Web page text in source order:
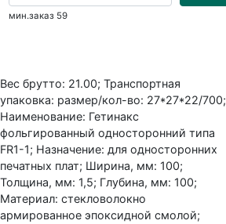
мин.заказ 59
Вес брутто: 21.00; Транспортная
упаковка: размер/кол-во: 27*27*22/700;
Наименование: Гетинакс
фольгированный односторонний типа
FR1-1; Назначение: для односторонних
печатных плат; Ширина, мм: 100;
Толщина, мм: 1,5; Глубина, мм: 100;
Материал: стекловолокно
армированное эпоксидной смолой;